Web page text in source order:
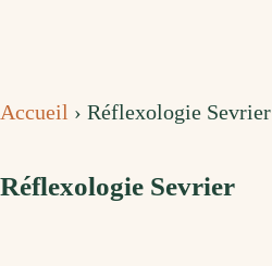
Accueil › Réflexologie Sevrier
Réflexologie Sevrier